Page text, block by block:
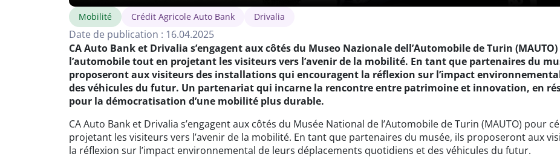
Mobilité Crédit Agricole Auto Bank Drivalia
Date de publication : 16.04.2025
CA Auto Bank et Drivalia s’engagent aux côtés du Museo Nazionale dell’Automobile de Turin
l’automobile tout en projetant les visiteurs vers l’avenir de la mobilité. En tant que partenaires du
proposeront aux visiteurs des installations qui encouragent la réflexion sur l’impact
des véhicules du futur. Un partenariat qui incarne la rencontre entre patrimoine et innovation, en
pour la démocratisation d’une mobilité plus durable.
CA Auto Bank et Drivalia s’engagent aux côtés du Musée National de l’Automobile de Turin (MAUTO) pour
projetant les visiteurs vers l’avenir de la mobilité. En tant que partenaires du musée, ils proposeront aux
la réflexion sur l’impact environnemental de leurs déplacements quotidiens et des véhicules du futur.